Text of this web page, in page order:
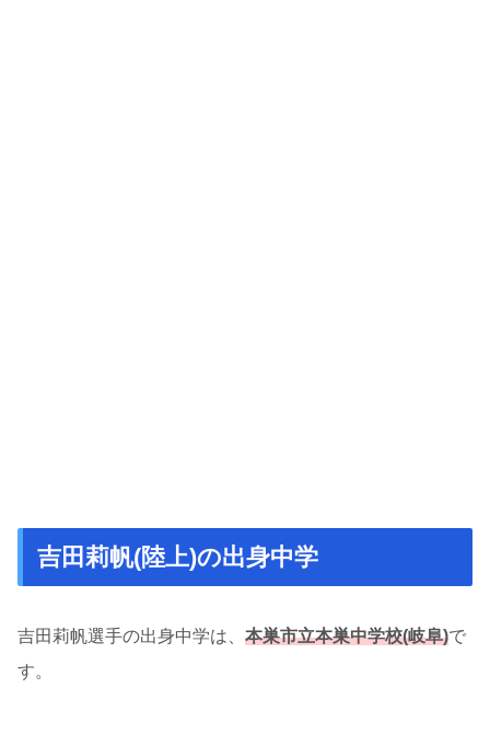
吉田莉帆(陸上)の出身中学
吉田莉帆選手の出身中学は、 本巣市立本巣中学校(岐阜)で
す。